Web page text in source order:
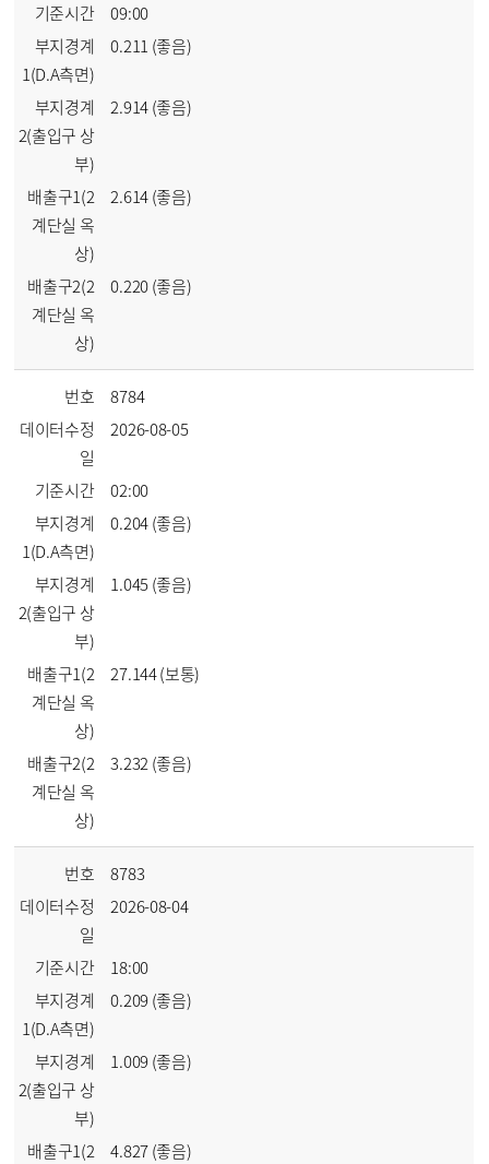
기준시간
09:00
부지경계
1(D.A측면)
0.211 (좋음)
부지경계
2(출입구 상
부)
2.914 (좋음)
배출구1(2
계단실 옥
상)
2.614 (좋음)
배출구2(2
계단실 옥
상)
0.220 (좋음)
번호
8784
데이터수정
일
2026-08-05
기준시간
02:00
부지경계
1(D.A측면)
0.204 (좋음)
부지경계
2(출입구 상
부)
1.045 (좋음)
배출구1(2
계단실 옥
상)
27.144 (보통)
배출구2(2
계단실 옥
상)
3.232 (좋음)
번호
8783
데이터수정
일
2026-08-04
기준시간
18:00
부지경계
1(D.A측면)
0.209 (좋음)
부지경계
2(출입구 상
부)
1.009 (좋음)
배출구1(2
4.827 (좋음)